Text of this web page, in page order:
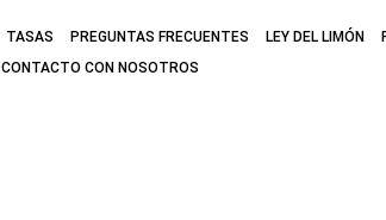
TASAS PREGUNTAS FRECUENTES LEY DEL LIMÓN
CON NOSOTROS